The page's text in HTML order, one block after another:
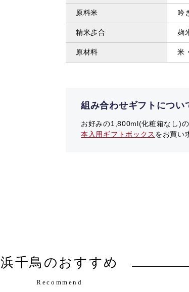
原料米 吟
精米歩合 麹
原材料 米
組み合わせギフトについ
お好みの1,800ml(化粧箱なし)
本入用ギフトボックス をお買い
浜千鳥のおすすめ
Recommend